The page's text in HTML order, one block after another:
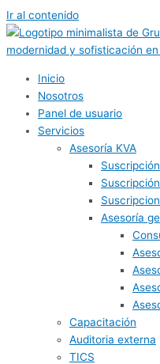
Ir al contenido
Inicio
Nosotros
Panel de usuario
Servicios
Asesoría KVA
Asesoría
Capacitación
Auditoria externa
TICS